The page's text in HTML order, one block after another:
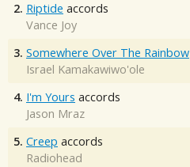
2. Riptide accords
Vance Joy
3. Somewhere Over The Rainbow
Israel Kamakawiwo'ole
4. I'm Yours accords
Jason Mraz
5. Creep accords
Radiohead